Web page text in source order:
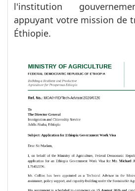
l'institution
appuyant votre mission de
Éthiopie.